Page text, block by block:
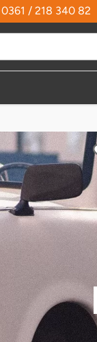
/ 218 340 82